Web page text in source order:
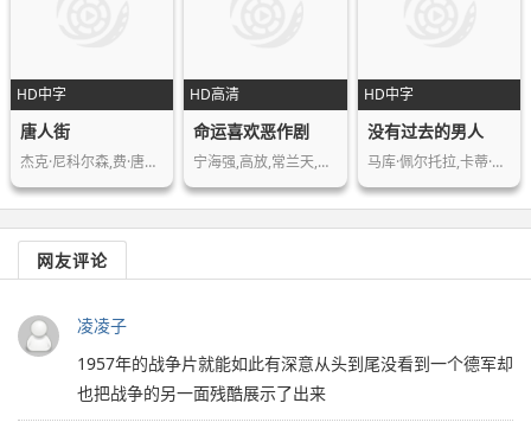
HD中字
唐人街
杰克·尼科尔森,费·唐纳薇,约翰·休斯…
HD高清
命运喜欢恶作剧
宁海强,高放,常兰天,葛存壮,蔡明
HD中字
没有过去的男人
马库·佩尔托拉,卡蒂·奥廷宁,尤哈尼·…
网友评论
凌凌子
1957年的战争片就能如此有深意从头到尾没看到一个德军却
也把战争的另一面残酷展示了出来